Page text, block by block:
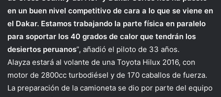
en un buen nivel competitivo de cara a lo que se viene en
el Dakar. Estamos trabajando la parte física en paralelo
para soportar los 40 grados de calor que tendrán los
desiertos peruanos”, añadió el piloto de 33 años.
Alayza estará al volante de una Toyota Hilux 2016, con
motor de 2800cc turbodiésel y de 170 caballos de fuerza.
La preparación de la camioneta se dio por parte del equipo